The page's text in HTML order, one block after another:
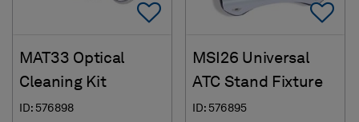
Add To Favorites
MAT33 Optical
Cleaning Kit
ID: 576898
MSI26 Universal
ATC Stand Fixture
ID: 576895